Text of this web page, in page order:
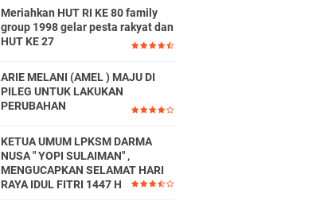
Meriahkan HUT RI KE 80 family
group 1998 gelar pesta rakyat dan
HUT KE 27
ARIE MELANI (AMEL ) MAJU DI
PILEG UNTUK LAKUKAN
PERUBAHAN
KETUA UMUM LPKSM DARMA
NUSA " YOPI SULAIMAN" ,
MENGUCAPKAN SELAMAT HARI
RAYA IDUL FITRI 1447 H